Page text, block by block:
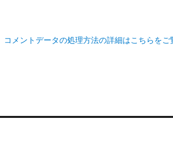
コメントデータの処理方法の詳細はこちらをご